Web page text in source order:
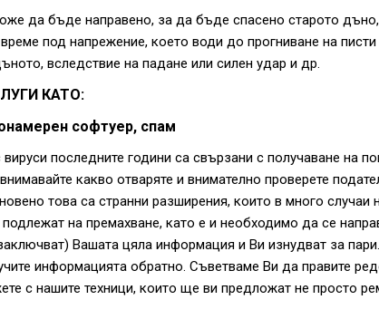
да бъде направено, за да бъде спасено старото
под напрежение, което води до прогниване на
вследствие на падане или силен удар и др.
КАТО:
софтуер, спам
вируси последните години са свързани с получаване на
какво отваряте и внимателно проверете
това са странни разширения, които в много
подлежат на премахване, като е и необходимо да се
Вашата цяла информация и Ви изнудват за
информацията обратно. Съветваме Ви да правите
с нашите техници, които ще ви предложат не просто